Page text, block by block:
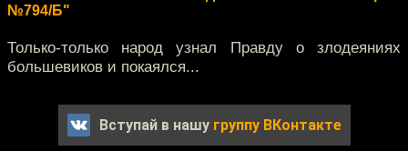
№794/Б"
Только-только народ узнал Правду о злодеяниях
большевиков и покаялся...
Вступай в нашу группу ВКонтакте